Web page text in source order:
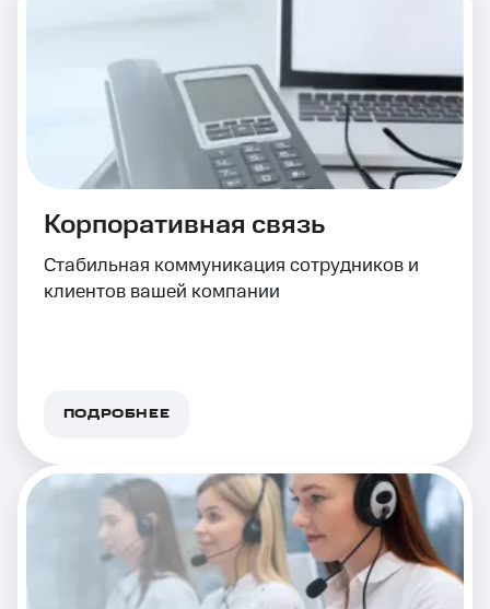
Корпоративная связь
Стабильная коммуникация сотрудников и
клиентов вашей компании
ПОДРОБНЕЕ